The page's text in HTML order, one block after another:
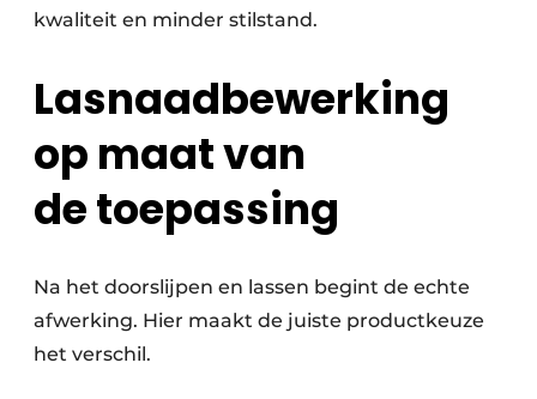
kwaliteit en minder stilstand.
Lasnaadbewerking
op maat van
de toepassing
Na het doorslijpen en lassen begint de echte
afwerking. Hier maakt de juiste productkeuze
het verschil.